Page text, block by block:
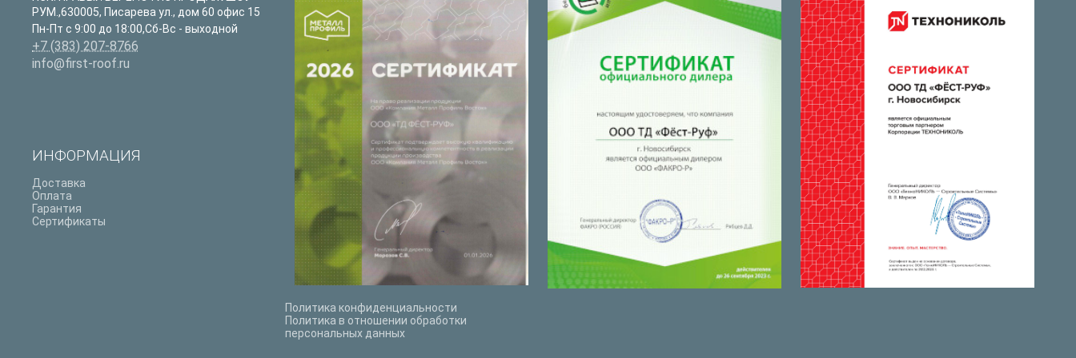
РУМ.,630005, Писарева ул., дом 60 офис 15
Пн-Пт с 9:00 до 18:00,Сб-Вс - выходной
+7 (383) 207-8766
info@first-roof.ru
ИНФОРМАЦИЯ
Доставка
Оплата
Гарантия
Сертификаты
Политика конфиденциальности
Политика в отношении обработки
персональных данных